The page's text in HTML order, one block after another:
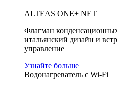
ALTEAS ONE+ NET
Флагман
итальянский дизайн и
управление
Узнайте больше
Водонагреватель с Wi-Fi